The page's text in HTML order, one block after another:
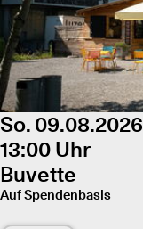
So. 09.08.2026
13:00 Uhr
Buvette
Auf Spendenbasis